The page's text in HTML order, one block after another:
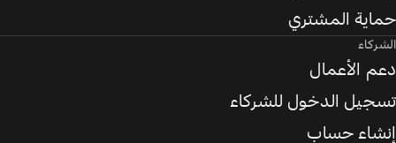
حماية المشتري
الشركاء
دعم الأعمال
تسجيل الدخول للشركاء
إنشاء حساب